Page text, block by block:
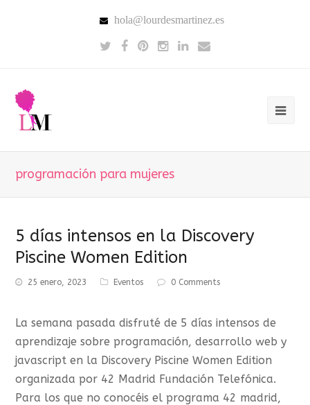
hola@lourdesmartinez.es
programación para mujeres
5 días intensos en la Discovery
Piscine Women Edition
25 enero, 2023 Eventos 0 Comments
La semana pasada disfruté de 5 días intensos de
aprendizaje sobre programación, desarrollo web y
javascript en la Discovery Piscine Women Edition
organizada por 42 Madrid Fundación Telefónica.
Para los que no conocéis el programa 42 madrid,